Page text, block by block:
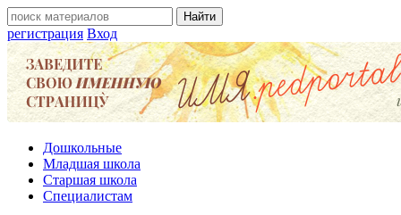
регистрация Вход
Дошкольные
Младшая школа
Старшая школа
Специалистам